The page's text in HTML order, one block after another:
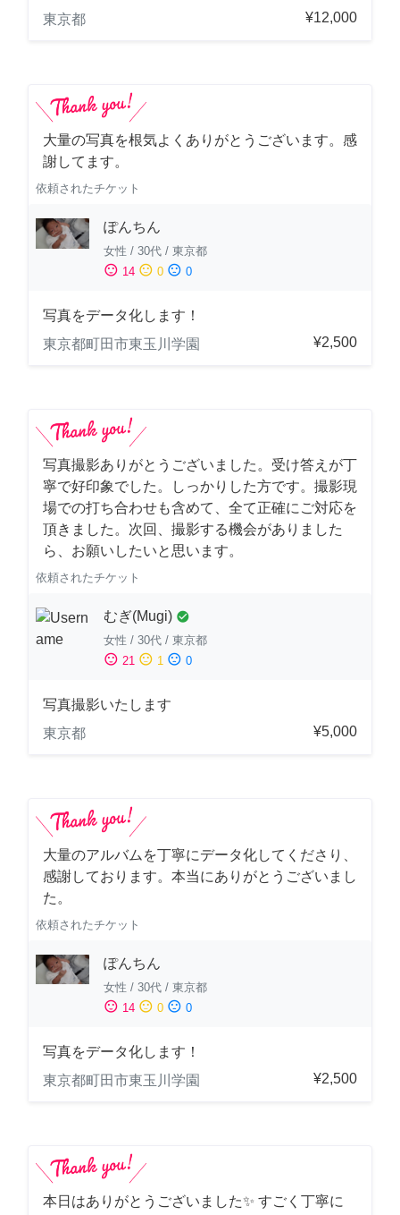
東京都
¥12,000
大量の写真を根気よくありがとうございます。感
謝してます。
依頼されたチケット
ぽんちん
女性 / 30代 / 東京都
sentiment_satisfied 14 sentiment_neutral 0 sentiment_dissatisfied 0
写真をデータ化します！
東京都町田市東玉川学園
¥2,500
写真撮影ありがとうございました。受け答えが丁
寧で好印象でした。しっかりした方です。撮影現
場での打ち合わせも含めて、全て正確にご対応を
頂きました。次回、撮影する機会がありました
ら、お願いしたいと思います。
依頼されたチケット
むぎ(Mugi) check_circle
女性 / 30代 / 東京都
sentiment_satisfied 21 sentiment_neutral 1 sentiment_dissatisfied 0
写真撮影いたします
東京都
¥5,000
大量のアルバムを丁寧にデータ化してくださり、
感謝しております。本当にありがとうございまし
た。
依頼されたチケット
ぽんちん
女性 / 30代 / 東京都
sentiment_satisfied 14 sentiment_neutral 0 sentiment_dissatisfied 0
写真をデータ化します！
東京都町田市東玉川学園
¥2,500
本日はありがとうございました✨ すごく丁寧に